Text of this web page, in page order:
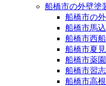
船橋市の外壁塗
船橋市の
船橋市馬
船橋市西
船橋市夏
船橋市薬
船橋市習
船橋市高